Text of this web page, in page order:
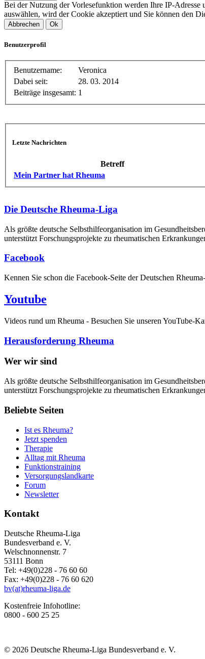
Bei der Nutzung der Vorlesefunktion werden Ihre IP-Adresse
auswählen, wird der Cookie akzeptiert und Sie können den
Abbrechen Ok
Benutzerprofil
Benutzername:
Veronica
Dabei seit:
28. 03. 2014
Beiträge insgesamt: 1
Letzte Nachrichten
Betreff
Mein Partner hat Rheuma
Die Deutsche Rheuma-Liga
Als größte deutsche Selbsthilfe­organisation im
unterstützt Forschungsprojekte zu rheumatischen
Facebook
Kennen Sie schon die Facebook-Seite der Deutschen
Youtube
Videos rund um Rheuma - Besuchen Sie unseren YouTube-
Herausforderung Rheuma
Wer wir sind
Als größte deutsche Selbsthilfeorganisation im
unterstützt Forschungsprojekte zu rheumatischen
Beliebte Seiten
Ist es Rheuma?
Jetzt spenden
Therapie
Alltag mit Rheuma
Funktionstraining
Versorgungslandkarte
Forum
Newsletter
Kontakt
Deutsche Rheuma-Liga
Bundesverband e. V.
Welschnonnenstr. 7
53111 Bonn
Tel: +49(0)228 - 76 60 60
Fax: +49(0)228 - 76 60 620
bv(at)rheuma-liga.de
Kostenfreie Infohotline:
0800 - 600 25 25
© 2026 Deutsche Rheuma-Liga Bundesverband e. V.